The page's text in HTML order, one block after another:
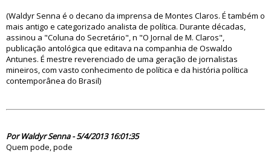
(Waldyr Senna é o decano da imprensa de Montes Claros. É também o
mais antigo e categorizado analista de política. Durante décadas,
assinou a "Coluna do Secretário", n "O Jornal de M. Claros",
publicação antológica que editava na companhia de Oswaldo
Antunes. É mestre reverenciado de uma geração de jornalistas
mineiros, com vasto conhecimento de política e da história política
contemporânea do Brasil)
Por Waldyr Senna - 5/4/2013 16:01:35
Quem pode, pode